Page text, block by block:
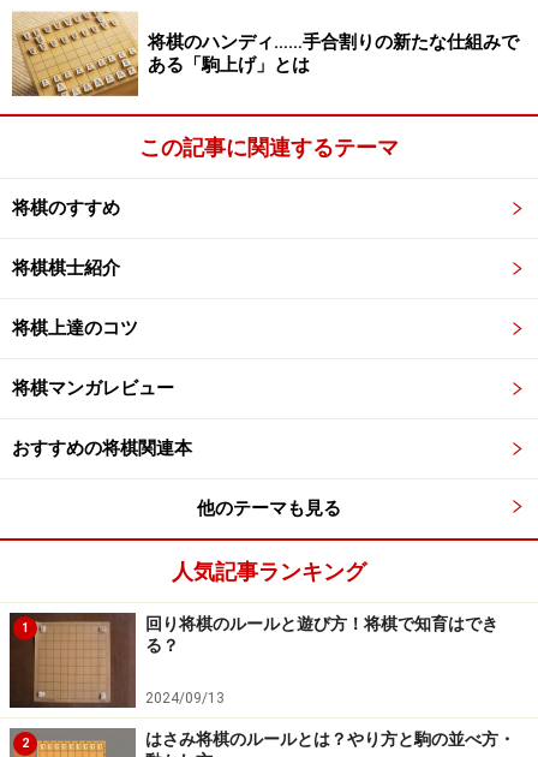
前編(過去記事)で紹介した「横歩も取れない男に負けて
はご先祖に申し訳ない」という言葉にしてもそうだ。現
代において「先祖」を引き合いに出せる競技が他にある
だろうか。先祖……、それは歴史と置き換えることもでき
歴史に世間の目を誘導する言葉でもある。
のとして認識させた。
園遊会における「国旗国歌発言」も、他の錚々たるメン
バーの中での突出を印象づけた。
「兄貴達は頭が悪いので東大に行った。俺は頭が良いの
で棋士になった」と学識の頂きである東大より将棋界が
「米長理論の浸透した将棋界に八百長はない」と八百長
将棋のハンディ……手合割りの新たな仕組みで
ある「駒上げ」とは
この記事に関連するテーマ
将棋のすすめ
将棋棋士紹介
将棋上達のコツ
将棋マンガレビュー
おすすめの将棋関連本
他のテーマも見る
人気記事ランキング
1
回り将棋のルールと遊び方！将棋で知育はでき
る？
2024/09/13
2
はさみ将棋のルールとは？やり方と駒の並べ方・